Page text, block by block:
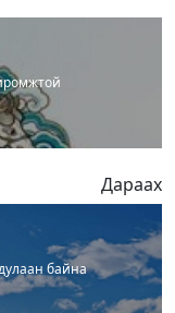
Дараах
байна